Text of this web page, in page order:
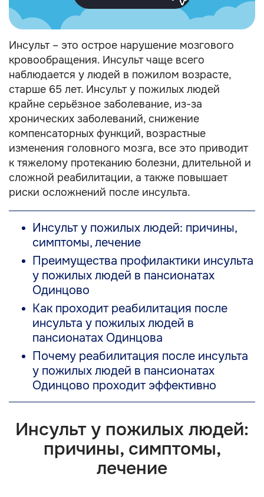
Инсульт – это острое нарушение мозгового
кровообращения. Инсульт чаще всего
наблюдается у людей в пожилом возрасте,
старше 65 лет. Инсульт у пожилых людей
крайне серьёзное заболевание, из-за
хронических заболеваний, снижение
компенсаторных функций, возрастные
изменения головного мозга, все это приводит
к тяжелому протеканию болезни, длительной и
сложной реабилитации, а также повышает
риски осложнений после инсульта.
Инсульт у пожилых людей: причины,
симптомы, лечение
Преимущества профилактики инсульта
у пожилых людей в пансионатах
Одинцово
Как проходит реабилитация после
инсульта у пожилых людей в
пансионатах Одинцова
Почему реабилитация после инсульта
у пожилых людей в пансионатах
Одинцово проходит эффективно
Инсульт у пожилых людей:
причины, симптомы,
лечение